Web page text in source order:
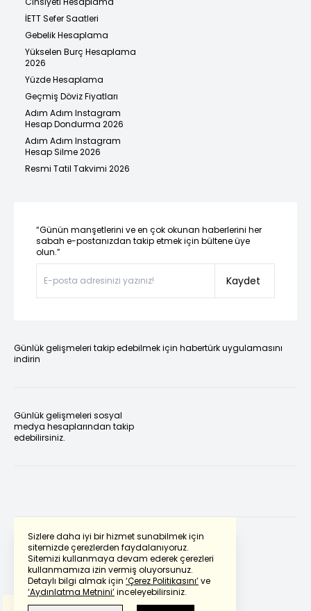
Sizlere daha iyi bir hizmet sunabilmek için
sitemizde çerezlerden faydalanıyoruz.
Sitemizi kullanmaya devam ederek çerezleri
kullanmamıza izin vermiş oluyorsunuz.
Detaylı bilgi almak için ‘Çerez Politikasını’ve
‘Aydınlatma Metnini’inceleyebilirsiniz.
İETT Sefer Saatleri
Gebelik Hesaplama
Yükselen Burç Hesaplama
2026
Yüzde Hesaplama
Geçmiş Döviz Fiyatları
Adım Adım Instagram
Hesap Dondurma 2026
Adım Adım Instagram
Hesap Silme 2026
Resmi Tatil Takvimi 2026
“Günün manşetlerini ve en çok okunan haberlerini her
sabah e-postanızdan takip etmek için bültene üye
olun.”
Kaydet
Günlük gelişmeleri takip edebilmek için habertürk uygulamasını
indirin
Günlük gelişmeleri sosyal
medya hesaplarından takip
edebilirsiniz.
Powered by Translate
Bu çevirideGoogle Transletekullanılmıştır.